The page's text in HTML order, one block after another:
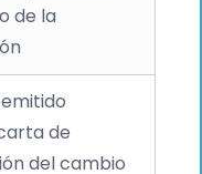
de la
de
del cambio